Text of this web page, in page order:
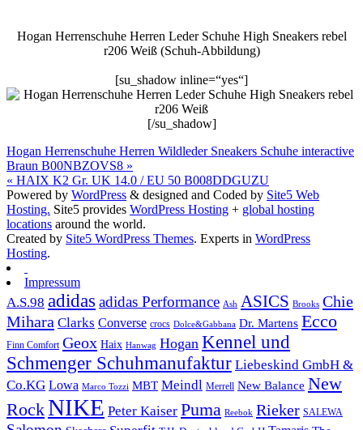
Hogan Herrenschuhe Herren Leder Schuhe High Sneakers rebel
r206 Weiß (Schuh-Abbildung)
[su_shadow inline=“yes“]
[/su_shadow]
Hogan Herrenschuhe Herren Wildleder Sneakers Schuhe interactive
Braun B00NBZOVS8 »
« HAIX K2 Gr. UK 14.0 / EU 50 B008DDGUZU
Powered by WordPress & designed and Coded by Site5 Web
Hosting. Site5 provides WordPress Hosting + global hosting
locations around the world.
Created by Site5 WordPress Themes. Experts in WordPress
Hosting.
Impressum
A.S.98 adidas adidas Performance Ash ASICS Brooks Chie
Mihara Clarks Converse crocs Dolce&Gabbana Dr. Martens Ecco
Finn Comfort Geox Haix Hanwag Hogan Kennel und
Schmenger Schuhmanufaktur Liebeskind GmbH &
Co.KG Lowa Marco Tozzi MBT Meindl Merrell New Balance New
RockNIKE Peter Kaiser Puma Reebok Rieker SALEWA